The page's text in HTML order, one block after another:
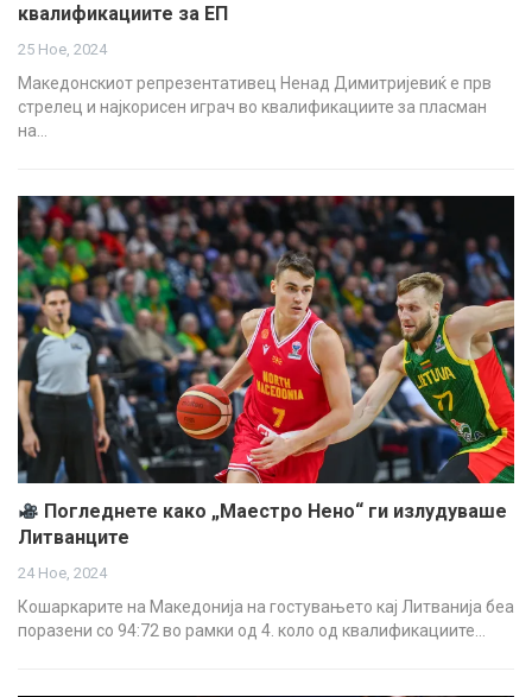
квалификациите за ЕП
25 Ное, 2024
Македонскиот репрезентативец Ненад Димитријевиќ е прв
стрелец и најкорисен играч во квалификациите за пласман
на…
Погледнете како „Маестро Нено“ ги излудуваше
Литванците
24 Ное, 2024
Кошаркарите на Македонија на гостувањето кај Литванија беа
поразени со 94:72 во рамки од 4. коло од квалификациите…